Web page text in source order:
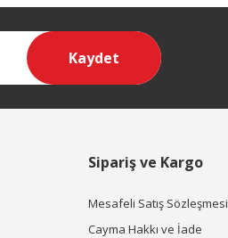
Kaydet
Sipariş ve Kargo
Mesafeli Satış Sözleşmesi
Cayma Hakkı ve İade